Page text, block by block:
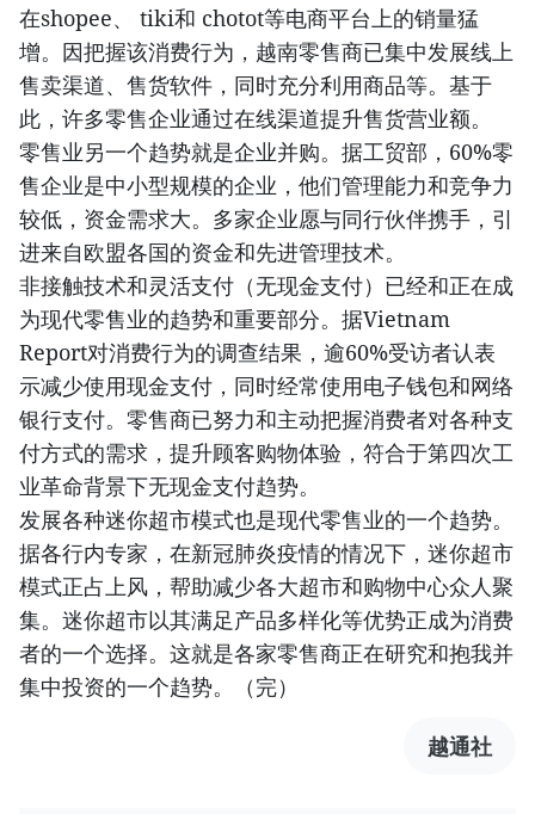
在shopee、 tiki和 chotot等电商平台上的销量猛
增。因把握该消费行为，越南零售商已集中发展线上
售卖渠道、售货软件，同时充分利用商品等。基于
此，许多零售企业通过在线渠道提升售货营业额。
零售业另一个趋势就是企业并购。据工贸部，60%零
售企业是中小型规模的企业，他们管理能力和竞争力
较低，资金需求大。多家企业愿与同行伙伴携手，引
进来自欧盟各国的资金和先进管理技术。
非接触技术和灵活支付（无现金支付）已经和正在成
为现代零售业的趋势和重要部分。据Vietnam
Report对消费行为的调查结果，逾60%受访者认表
示减少使用现金支付，同时经常使用电子钱包和网络
银行支付。零售商已努力和主动把握消费者对各种支
付方式的需求，提升顾客购物体验，符合于第四次工
业革命背景下无现金支付趋势。
发展各种迷你超市模式也是现代零售业的一个趋势。
据各行内专家，在新冠肺炎疫情的情况下，迷你超市
模式正占上风，帮助减少各大超市和购物中心众人聚
集。迷你超市以其满足产品多样化等优势正成为消费
者的一个选择。这就是各家零售商正在研究和抱我并
集中投资的一个趋势。（完）
越通社